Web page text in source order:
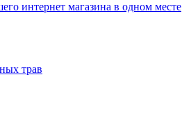
интернет магазина в одном месте
трав